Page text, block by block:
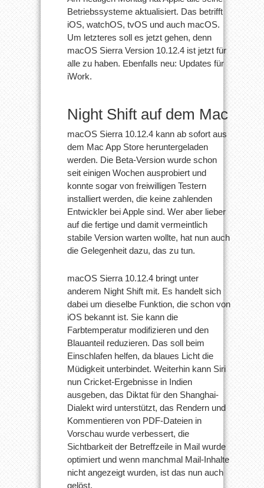
10.12.4
für
bringt
Updates
für
iWork
Betriebssysteme aktualisiert. Das betrifft
iOS, watchOS, tvOS und auch macOS.
Um letzteres soll es jetzt gehen, denn
macOS Sierra Version 10.12.4 ist jetzt für
alle zu haben. Ebenfalls neu: Updates für
iWork.
Night Shift auf dem Mac
macOS Sierra 10.12.4 kann ab sofort aus
dem Mac App Store heruntergeladen
werden. Die Beta-Version wurde schon
seit einigen Wochen ausprobiert und
konnte sogar von freiwilligen Testern
installiert werden, die keine zahlenden
Entwickler bei Apple sind. Wer aber lieber
auf die fertige und damit vermeintlich
stabile Version warten wollte, hat nun auch
die Gelegenheit dazu, das zu tun.
macOS Sierra 10.12.4 bringt unter
anderem Night Shift mit. Es handelt sich
dabei um dieselbe Funktion, die schon von
iOS bekannt ist. Sie kann die
Farbtemperatur modifizieren und den
Blauanteil reduzieren. Das soll beim
Einschlafen helfen, da blaues Licht die
Müdigkeit unterbindet. Weiterhin kann Siri
nun Cricket-Ergebnisse in Indien
ausgeben, das Diktat für den Shanghai-
Dialekt wird unterstützt, das Rendern und
Kommentieren von PDF-Dateien in
Vorschau wurde verbessert, die
Sichtbarkeit der Betreffzeile in Mail wurde
optimiert und wenn manchmal Mail-Inhalte
nicht angezeigt wurden, ist das nun auch
gelöst.